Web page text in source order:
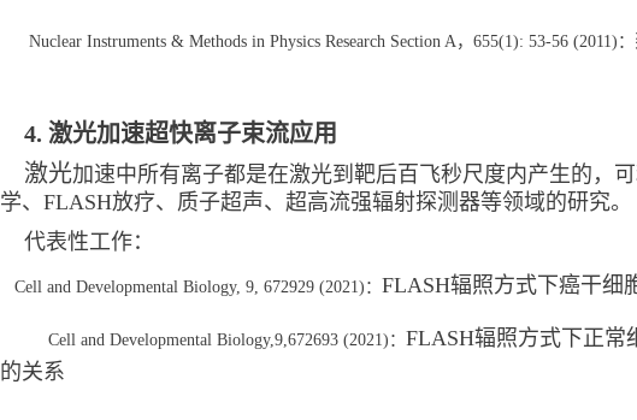
Nuclear Instruments & Methods in Physics Research Section A，655(1): 53-56 (2011)：
4. 激光加速超快离子束流应用
激光加速中所有离子都是在激光到靶后百飞秒尺度内产生的，
学、FLASH放疗、质子超声、超高流强辐射探测器等领域的研究。
代表性工作：
Cell and Developmental Biology, 9, 672929 (2021)： FLASH辐照方式下癌干细
Cell and Developmental Biology,9,672693 (2021)： FLASH辐照方式下正常
的关系